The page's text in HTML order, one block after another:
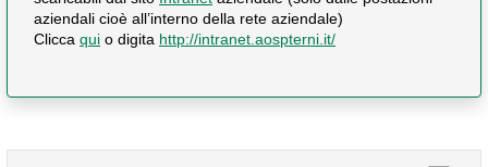
aziendali cioè all’interno della rete aziendale)
Clicca qui o digita http://intranet.aospterni.it/